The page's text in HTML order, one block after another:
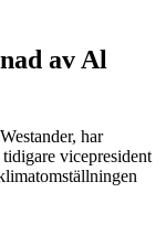
av Al
har
vicepresident